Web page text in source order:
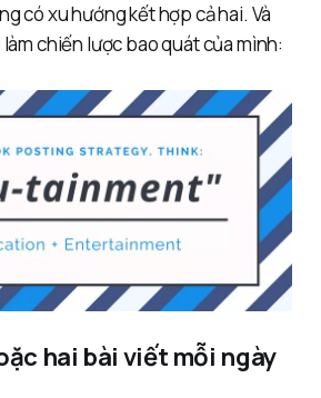
có xu hướng kết hợp cả hai. Và
chiến lược bao quát của mình:
hai bài viết mỗi ngày